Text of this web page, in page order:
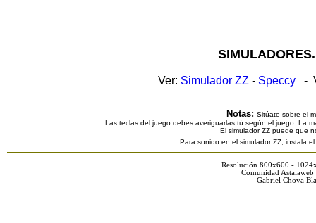
Ver: Simulador ZZ - Speccy -
Notas: Sitúate sobre el
Las teclas del juego debes averiguarlas tú según el juego. La
El simulador ZZ puede que
Para sonido en el simulador ZZ, instala
Resolución 800x600 -
Comunidad
Gabriel Chova